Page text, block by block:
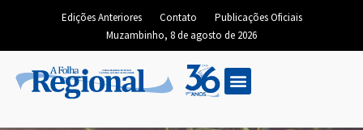
Edições Anteriores Contato
Publicações Oficiais
Muzambinho, 8 de agosto de 2026